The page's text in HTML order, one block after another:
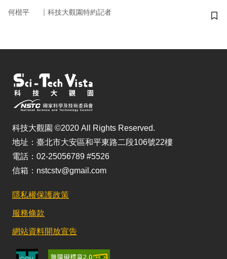
何楷平 ｜ 科技大觀園特約記者
儲
科技大觀園 ©2020 All Rights Reserved.
地址：臺北市大安區和平東路二段106號22樓
電話：02-25056789 #5526
信箱：nstcstv@gmail.com
隱私權保護政策
服務條款
網站資料開放宣告